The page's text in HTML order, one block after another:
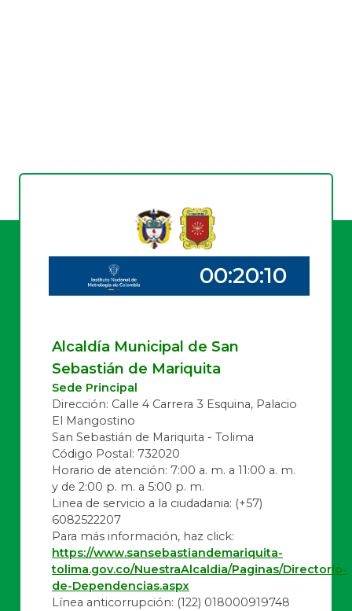
Alcaldía Municipal de San
Sebastián de Mariquita
Sede Principal
Dirección: Calle 4 Carrera 3 Esquina, Palacio
El Mangostino
San Sebastián de Mariquita - Tolima
Código Postal: 732020
Horario de atención: 7:00 a. m. a 11:00 a. m.
y de 2:00 p. m. a 5:00 p. m.
Linea de servicio a la ciudadania: (+57)
6082522207
Para más información, haz click:
https://www.sansebastiandemariquita-
tolima.gov.co/NuestraAlcaldia/Paginas/Directorio-
de-Dependencias.aspx
Línea anticorrupción: (122) 018000919748